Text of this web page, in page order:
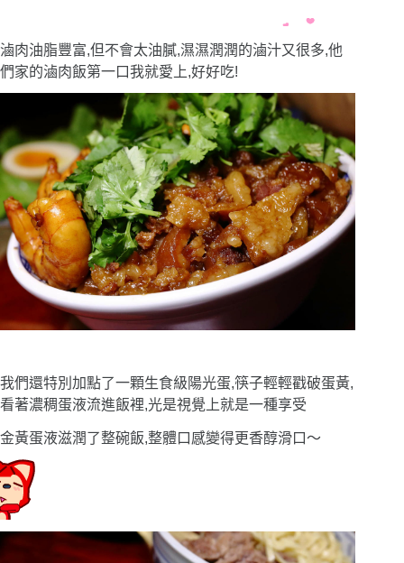
滷肉油脂豐富,但不會太油膩,濕濕潤潤的滷汁又很多,他
們家的滷肉飯第一口我就愛上,好好吃!
我們還特別加點了一顆生食級陽光蛋,筷子輕輕戳破蛋黃,
看著濃稠蛋液流進飯裡,光是視覺上就是一種享受
金黃蛋液滋潤了整碗飯,整體口感變得更香醇滑口〜